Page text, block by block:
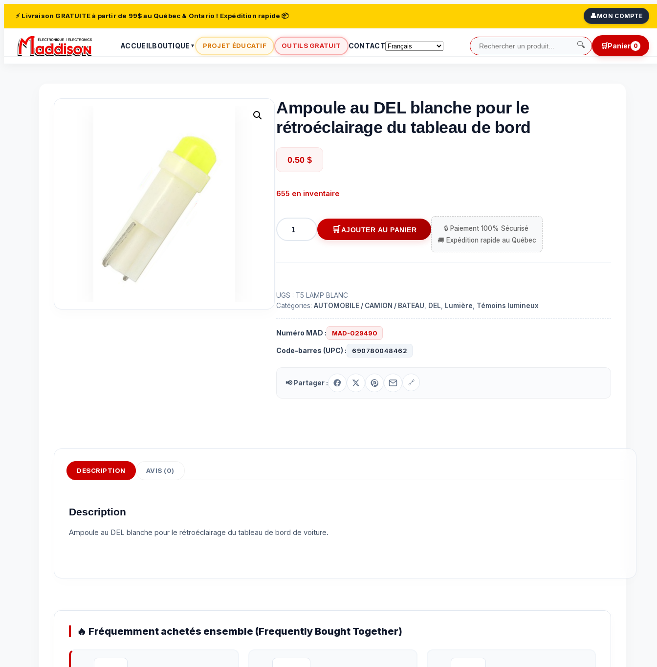
⚡ Livraison GRATUITE à partir de 99$ au Québec & Ontario ! Expédition rapide 📦 👤MON COMPTE
ACCUEILBOUTIQUE ▼ PROJET ÉDUCATIF OUTILS GRATUIT CONTACT 🔍 🛒Panier 0
Ampoule au DEL blanche pour le
rétroéclairage du tableau de bord
0.50 $
655 en inventaire
quantité
de
pour
le
rétroéclairage
du
tableau
AJOUTER AU PANIER
UGS : T5 LAMP BLANC
Catégories: AUTOMOBILE / CAMION / BATEAU, DEL, Lumière, Témoins lumineux
Numéro MAD : MAD-029490
Code-barres (UPC) : 690780048462
📢 Partager : 🔗
DESCRIPTION AVIS (0)
Description
Ampoule au DEL blanche pour le rétroéclairage du tableau de bord de voiture.
🔥 Fréquemment achetés ensemble (Frequently Bought Together)